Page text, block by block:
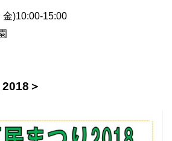
金)10:00-15:00
＞